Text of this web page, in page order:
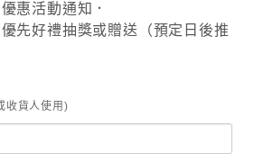
惠活動通知．
先好禮抽獎或贈送（預定日後推
收貨人使用)